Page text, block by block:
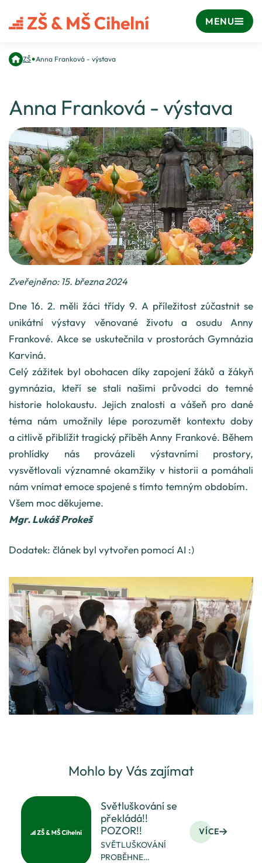
MENU
ZŠ•Anna Franková - výstava
Anna Franková - výstava
Zveřejněno: 15. března 2024
Dne 16. 2. měli žáci třídy 9. A příležitost zúčastnit se
unikátní výstavy věnované životu a osudu Anny
Frankové. Akce se uskutečnila v prostorách Gymnázia
Karviná.
Celý zážitek byl obohacen díky zapojení žáků a žákyň
gymnázia, kteří se stali našimi průvodci do temné
historie holokaustu. Jejich znalosti a vášeň pro dané
téma nám umožnily lépe porozumět kontextu doby
a citlivě přiblížit tragický příběh Anny Frankové. Během
prohlídky nás provázeli výstavními prostory,
vysvětlovali významné okamžiky v historii a pomáhali
nám vnímat emoce spojené s tímto temným obdobím.
Všem moc děkujeme.
Mgr. Lukáš Prokeš
Dodatek: článek byl vytvořen pomocí AI :)
Mohlo by Vás zajímat
Světluškování se
překládá!!
POZOR!!
SVĚTLUŠKOVÁNÍ
PROBĚHNE
VÍCE